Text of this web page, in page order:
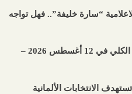
“سارة خليفة”.. فهل تواجه
تحديثات مباشرة لكسوف الشمس الكلي في 12 أغسطس 2026 –